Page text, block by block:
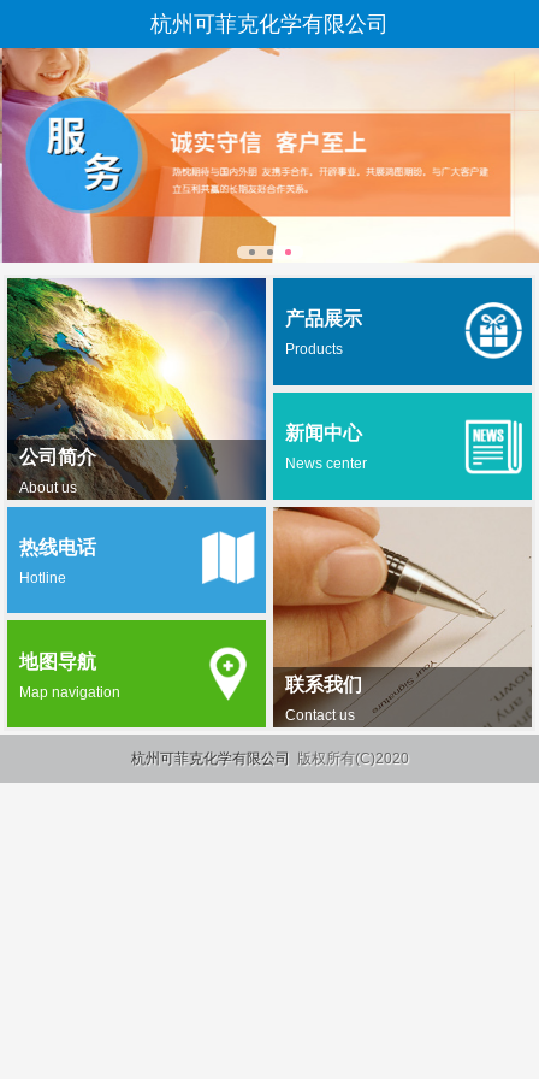
杭州可菲克化学有限公司
公司简介
About us
产品展示
Products
新闻中心
News center
联系我们
Contact us
热线电话
Hotline
地图导航
Map navigation
杭州可菲克化学有限公司 版权所有(C)2020